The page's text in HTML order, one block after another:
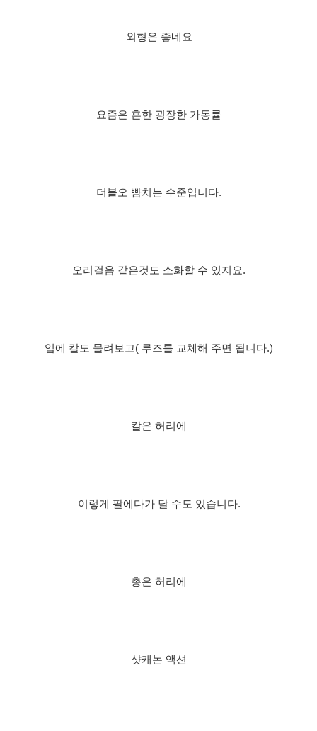
외형은 좋네요
요즘은 흔한 굉장한 가동률
더블오 뺨치는 수준입니다.
오리걸음 같은것도 소화할 수 있지요.
입에 칼도 물려보고( 루즈를 교체해 주면 됩니다.)
칼은 허리에
이렇게 팔에다가 달 수도 있습니다.
총은 허리에
샷캐논 액션